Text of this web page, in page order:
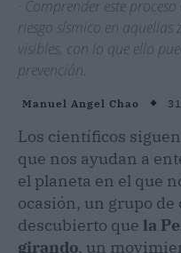
· Comprender este
riesgo sísmico en aquellas
visibles, con lo que ello
prevención.
Manuel Angel Chao
Los científicos
que nos ayudan a
el planeta en el que
ocasión, un grupo
descubierto que la
girando, un